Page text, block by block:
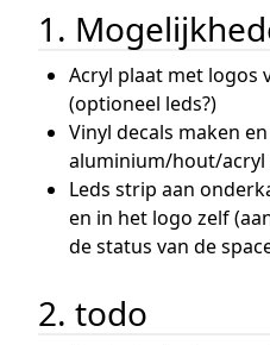
1.
Acryl plaat met logos
(optioneel leds?)
Vinyl decals maken
aluminium/hout/acryl
Leds strip aan
en in het logo zelf
de status van de
2. todo